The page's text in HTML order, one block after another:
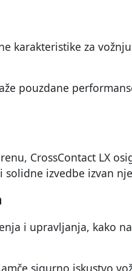
karakteristike za
pouzdane
CrossContact LX
solidne izvedbe izvan
i upravljanja, kako